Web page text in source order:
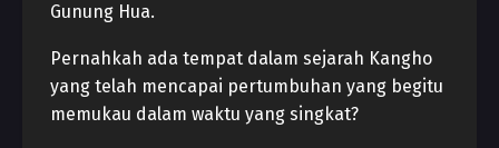
Gunung Hua.
Pernahkah ada tempat dalam sejarah Kangho
yang telah mencapai pertumbuhan yang begitu
memukau dalam waktu yang singkat?